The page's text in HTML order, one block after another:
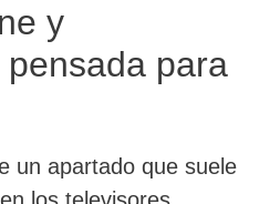
y
para
un apartado que suele